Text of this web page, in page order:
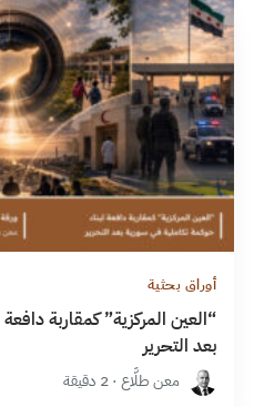
أوراق بحثية
“العين المركزية” كمقاربة
بعد التحرير
معن طلَّاع · 2 دقيقة